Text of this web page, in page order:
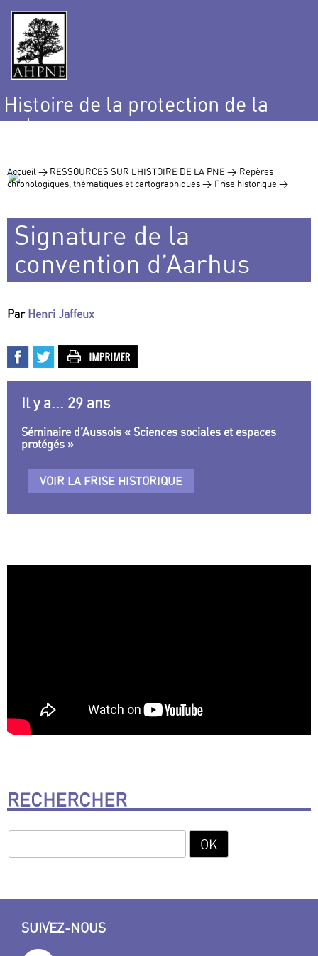
Histoire de la protection de la
nature
Accueil > RESSOURCES SUR L’HISTOIRE DE LA PNE > Repères
chronologiques, thématiques et cartographiques > Frise historique >
Signature de la
convention d’Aarhus
Par Henri Jaffeux
Il y a... 29 ans
Séminaire d’Aussois « Sciences sociales et espaces
protégés »
VOIR LA FRISE HISTORIQUE
RECHERCHER
SUIVEZ-NOUS